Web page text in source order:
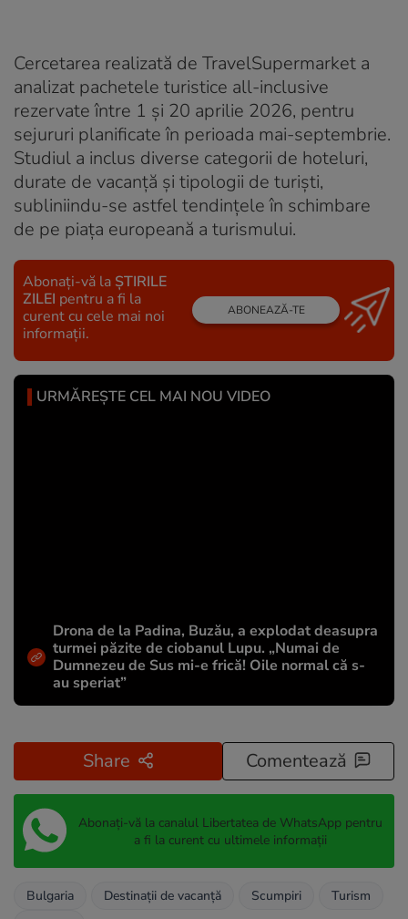
Cercetarea realizată de TravelSupermarket a
analizat pachetele turistice all-inclusive
rezervate între 1 și 20 aprilie 2026, pentru
sejururi planificate în perioada mai-septembrie.
Studiul a inclus diverse categorii de hoteluri,
durate de vacanță și tipologii de turiști,
subliniindu-se astfel tendințele în schimbare
de pe piața europeană a turismului.
Abonați-vă la ȘTIRILE
ZILEI pentru a fi la
curent cu cele mai noi
informații.
ABONEAZĂ-TE
URMĂREȘTE CEL MAI NOU VIDEO
Drona de la Padina, Buzău, a explodat deasupra
turmei păzite de ciobanul Lupu. „Numai de
Dumnezeu de Sus mi-e frică! Oile normal că s-
au speriat”
Share Comentează
Abonați-vă la canalul Libertatea de WhatsApp pentru
a fi la curent cu ultimele informații
Bulgaria Destinații de vacanță Scumpiri
Turism